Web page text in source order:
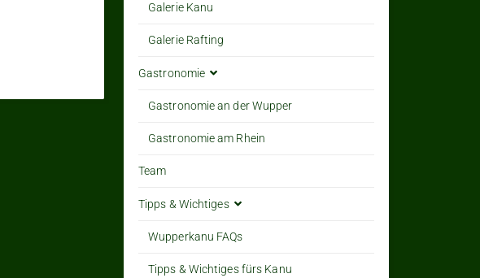
Galerie Kanu
Galerie Rafting
Gastronomie
Gastronomie an der Wupper
Gastronomie am Rhein
Team
Tipps & Wichtiges
Wupperkanu FAQs
Tipps & Wichtiges fürs Kanu